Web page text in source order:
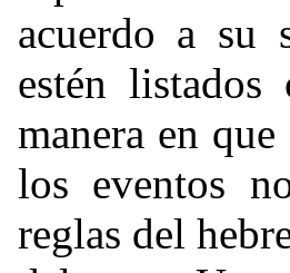
acuerdo a su
estén
manera en que
los eventos
reglas del